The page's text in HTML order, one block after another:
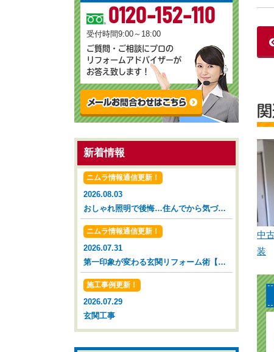
中
装
0120-152-110
受付時間9:00～18:00
ご質問・ご相談にプロの
リフォームアドバイザーが
お答え致します！
新着情報
ニムラ情報通信更新！
2026.08.03
おしゃれ照明で後悔…住んでから気づいた落とし穴【広島市 安佐南区 安佐北区】
ニムラ情報通信更新！
2026.07.31
第一印象が変わる玄関リフォーム術【広島市 安佐南区 安佐北区】
施工事例更新！
2026.07.29
玄関工事